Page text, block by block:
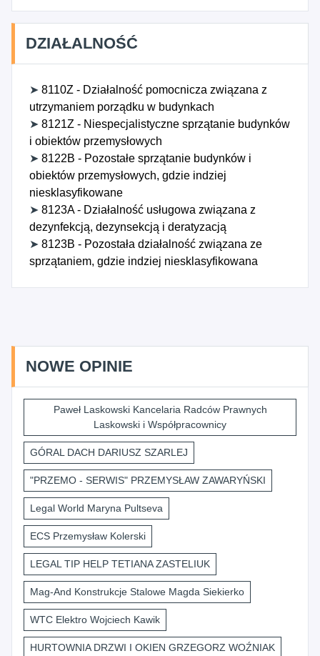
DZIAŁALNOŚĆ
➤ 8110Z - Działalność pomocnicza związana z
utrzymaniem porządku w budynkach
➤ 8121Z - Niespecjalistyczne sprzątanie budynków
i obiektów przemysłowych
➤ 8122B - Pozostałe sprzątanie budynków i
obiektów przemysłowych, gdzie indziej
niesklasyfikowane
➤ 8123A - Działalność usługowa związana z
dezynfekcją, dezynsekcją i deratyzacją
➤ 8123B - Pozostała działalność związana ze
sprzątaniem, gdzie indziej niesklasyfikowana
NOWE OPINIE
Paweł Laskowski Kancelaria Radców Prawnych
Laskowski i Współpracownicy
GÓRAL DACH DARIUSZ SZARLEJ
"PRZEMO - SERWIS" PRZEMYSŁAW ZAWARYŃSKI
Legal World Maryna Pultseva
ECS Przemysław Kolerski
LEGAL TIP HELP TETIANA ZASTELIUK
Mag-And Konstrukcje Stalowe Magda Siekierko
WTC Elektro Wojciech Kawik
HURTOWNIA DRZWI I OKIEN GRZEGORZ WOŹNIAK